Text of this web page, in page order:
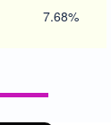
7.68%